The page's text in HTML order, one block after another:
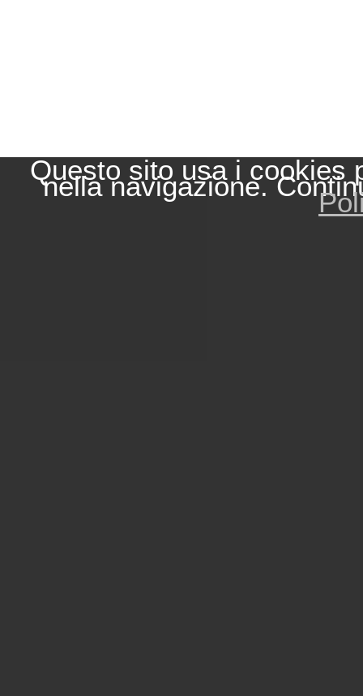
Questo sito usa i cookies
nella navigazione.